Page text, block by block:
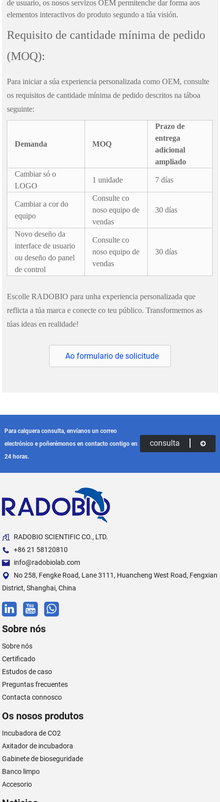
de usuario, os nosos servizos OEM permítenche dar forma aos
elementos interactivos do produto segundo a túa visión.
Requisito de cantidade mínima de pedido
(MOQ):
Para iniciar a súa experiencia personalizada como OEM, consulte
os requisitos de cantidade mínima de pedido descritos na táboa
seguinte:
Demanda MOQ
Prazo de
entrega
adicional
ampliado
Cambiar só o
LOGO
1 unidade 7 días
Cambiar a cor do
equipo
Consulte co
noso equipo de
vendas
30 días
Novo deseño da
interface de usuario
ou deseño do panel
de control
Consulte co
noso equipo de
vendas
30 días
Escolle RADOBIO para unha experiencia personalizada que
reflicta a túa marca e conecte co teu público. Transformemos as
túas ideas en realidade!
Ao formulario de solicitude
Para calquera consulta, envíanos un correo
electrónico e poñerémonos en contacto contigo en
24 horas.
consulta
RADOBIO SCIENTIFIC CO., LTD.
+86 21 58120810
info@radobiolab.com
No 258, Fengke Road, Lane 3111, Huancheng West Road, Fengxian
District, Shanghai, China
Sobre nós
Sobre nós
Certificado
Estudos de caso
Preguntas frecuentes
Contacta connosco
Os nosos produtos
Incubadora de CO2
Axitador de incubadora
Gabinete de bioseguridade
Banco limpo
Accesorio